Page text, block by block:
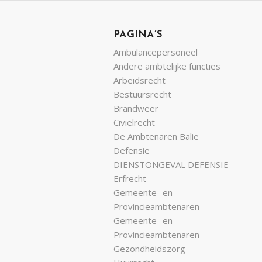
PAGINA’S
Ambulancepersoneel
Andere ambtelijke functies
Arbeidsrecht
Bestuursrecht
Brandweer
Civielrecht
De Ambtenaren Balie
Defensie
DIENSTONGEVAL DEFENSIE
Erfrecht
Gemeente- en
Provincieambtenaren
Gemeente- en
Provincieambtenaren
Gezondheidszorg